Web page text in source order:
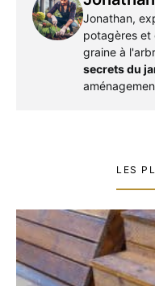
Jonathan,
potagères et
graine à
secrets du
LES